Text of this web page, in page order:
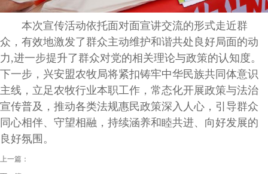
本次宣传活动依托面对面宣讲交流的形式走近群
众，有效地激发了群众主动维护和谐共处良好局面的动
力,进一步提升了群众对党的相关理论与政策的认知度。
下一步，兴安盟农牧局将紧扣铸牢中华民族共同体意识
主线，立足农牧行业本职工作，常态化开展政策与法治
宣传普及，推动各类法规惠民政策深入人心，引导群众
同心相伴、守望相融，持续涵养和睦共进、向好发展的
良好氛围。
上一篇：